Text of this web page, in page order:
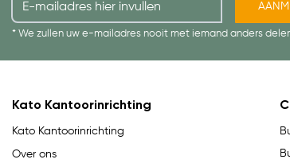
* We zullen uw e-mailadres nooit met iemand anders
Kato Kantoorinrichting
Kato Kantoorinrichting
Over ons